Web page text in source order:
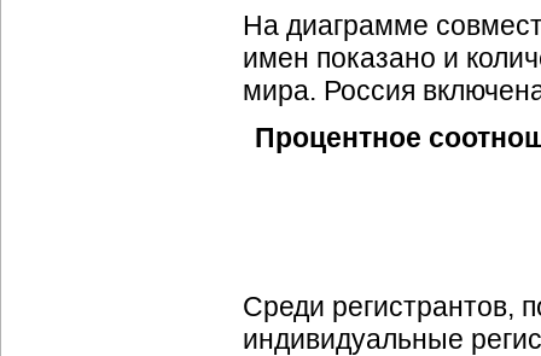
На диаграмме
имен показано и
мира. Россия
Процентное
Среди регистрантов,
индивидуальные